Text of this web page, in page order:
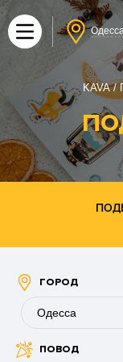
KAVA
ГОРОД
Одесса
Буковель
ПОВОД